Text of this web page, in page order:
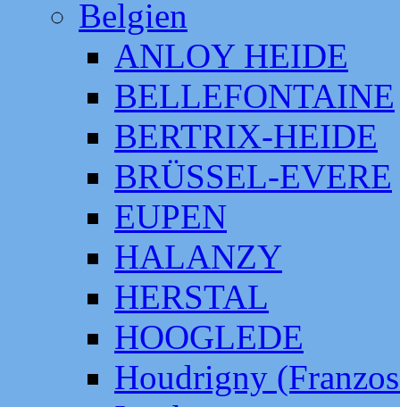
Belgien
ANLOY HEIDE
BELLEFONTAINE
BERTRIX-HEIDE
BRÜSSEL-EVERE
EUPEN
HALANZY
HERSTAL
HOOGLEDE
Houdrigny